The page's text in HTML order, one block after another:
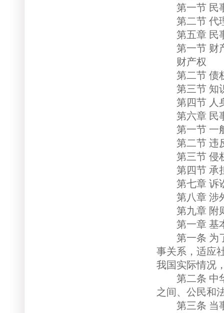
第一节 民
第二节 代
第五章 民
第一节 财产
财产权
第二节 债
第三节 知
第四节 人
第六章 民
第一节 一
第二节 违反
第三节 侵
第四节 承担
第七章 诉
第八章 涉外
第九章 附
第一章 基
第一条 为了
事关系，适应
我国实际情况
第二条 中华
之间、公民和
第三条 当事